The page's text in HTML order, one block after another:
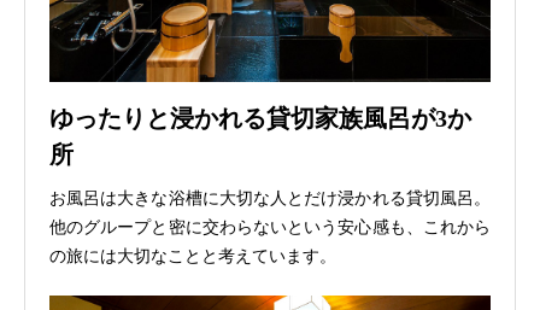
ゆったりと浸かれる貸切家族風呂が3か
所
お風呂は大きな浴槽に大切な人とだけ浸かれる貸切風呂。
他のグループと密に交わらないという安心感も、これから
の旅には大切なことと考えています。